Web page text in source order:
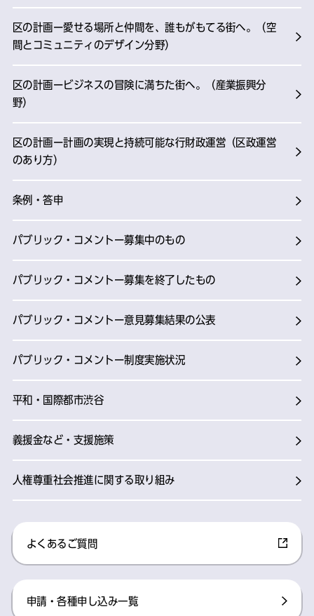
区の計画ー愛せる場所と仲間を、誰もがもてる街へ。（空
間とコミュニティのデザイン分野）
区の計画ービジネスの冒険に満ちた街へ。（産業振興分
野）
区の計画ー計画の実現と持続可能な行財政運営（区政運営
のあり方）
条例・答申
パブリック・コメントー募集中のもの
パブリック・コメントー募集を終了したもの
パブリック・コメントー意見募集結果の公表
パブリック・コメントー制度実施状況
平和・国際都市渋谷
義援金など・支援施策
人権尊重社会推進に関する取り組み
よくあるご質問
申請・各種申し込み一覧